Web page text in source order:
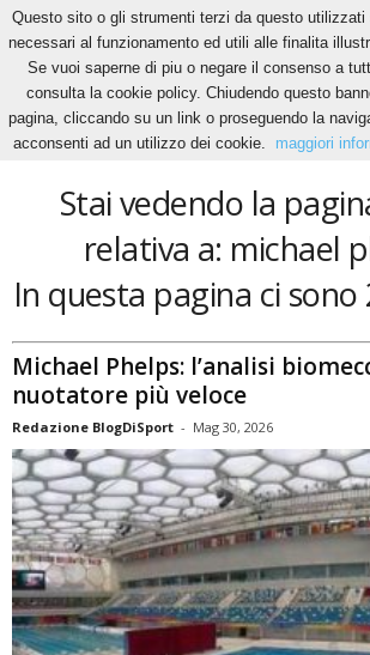
Home Tags Michael phelps
michael phelps
Stai vedendo la
relativa a: michael
In questa pagina ci
Michael Phelps: l’analisi
nuotatore più veloce
Redazione BlogDiSport - Mag 30, 2026
Questo sito o gli strumenti terzi da questo
necessari al funzionamento ed utili alle finalita
Se vuoi saperne di piu o negare il consenso a
consulta la cookie policy. Chiudendo questo
pagina, cliccando su un link o proseguendo la
acconsenti ad un utilizzo dei cookie.
maggiori